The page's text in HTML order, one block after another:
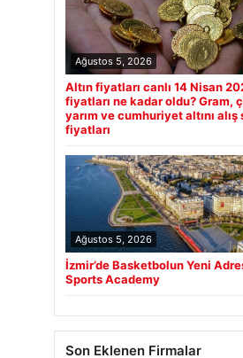
Ağustos 5, 2026
Altın fiyatları canlı 14 Nisan
fiyatları ne kadar oldu? Gram,
yarım ve cumhuriyet altını alış
fiyatları
Ağustos 5, 2026
İzmir’de Basketbolun Yeni
Sports Academy
Son Eklenen Firmalar